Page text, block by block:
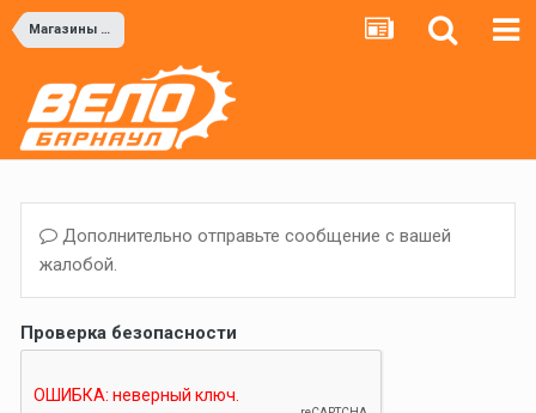
Магазины и мастерские
Дополнительно отправьте сообщение с вашей
жалобой.
Проверка безопасности